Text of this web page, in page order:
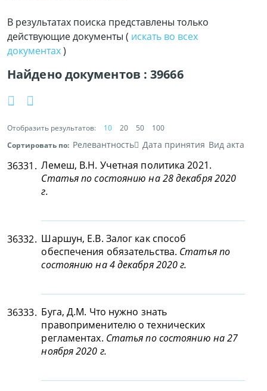
В результатах поиска представлены только
действующие документы ( искать во всех
документах)
Найдено документов :39666
Отобразить результатов: 10 20 50
100
Сортировать по: Релевантность Дата принятия Вид акта
36331. Лемеш, В.Н. Учетная политика 2021.
Статья по состоянию на 28 декабря 2020
г.
36332. Шаршун, Е.В. Залог как способ
обеспечения обязательства. Статья по
состоянию на 4 декабря 2020 г.
36333. Буга, Д.М. Что нужно знать
правоприменителю о технических
регламентах. Статья по состоянию на 27
ноября 2020 г.